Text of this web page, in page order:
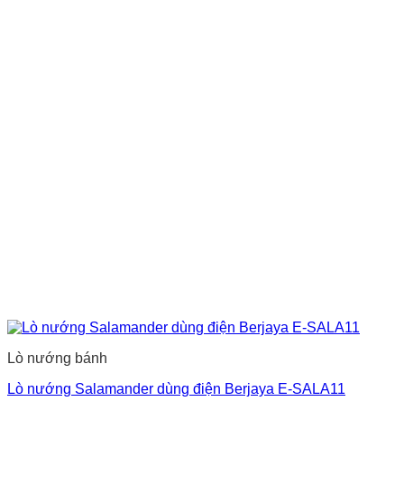
Lò nướng bánh
Lò nướng Salamander dùng điện Berjaya E-SALA11